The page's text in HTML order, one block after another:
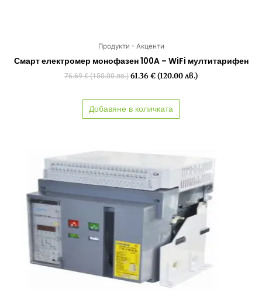
Продукти - Акценти
Смарт електромер монофазен 100A – WiFi мултитарифен
76.69€ (150.00 лв.) 61.36 € (120.00 лв.)
Добавяне в количката